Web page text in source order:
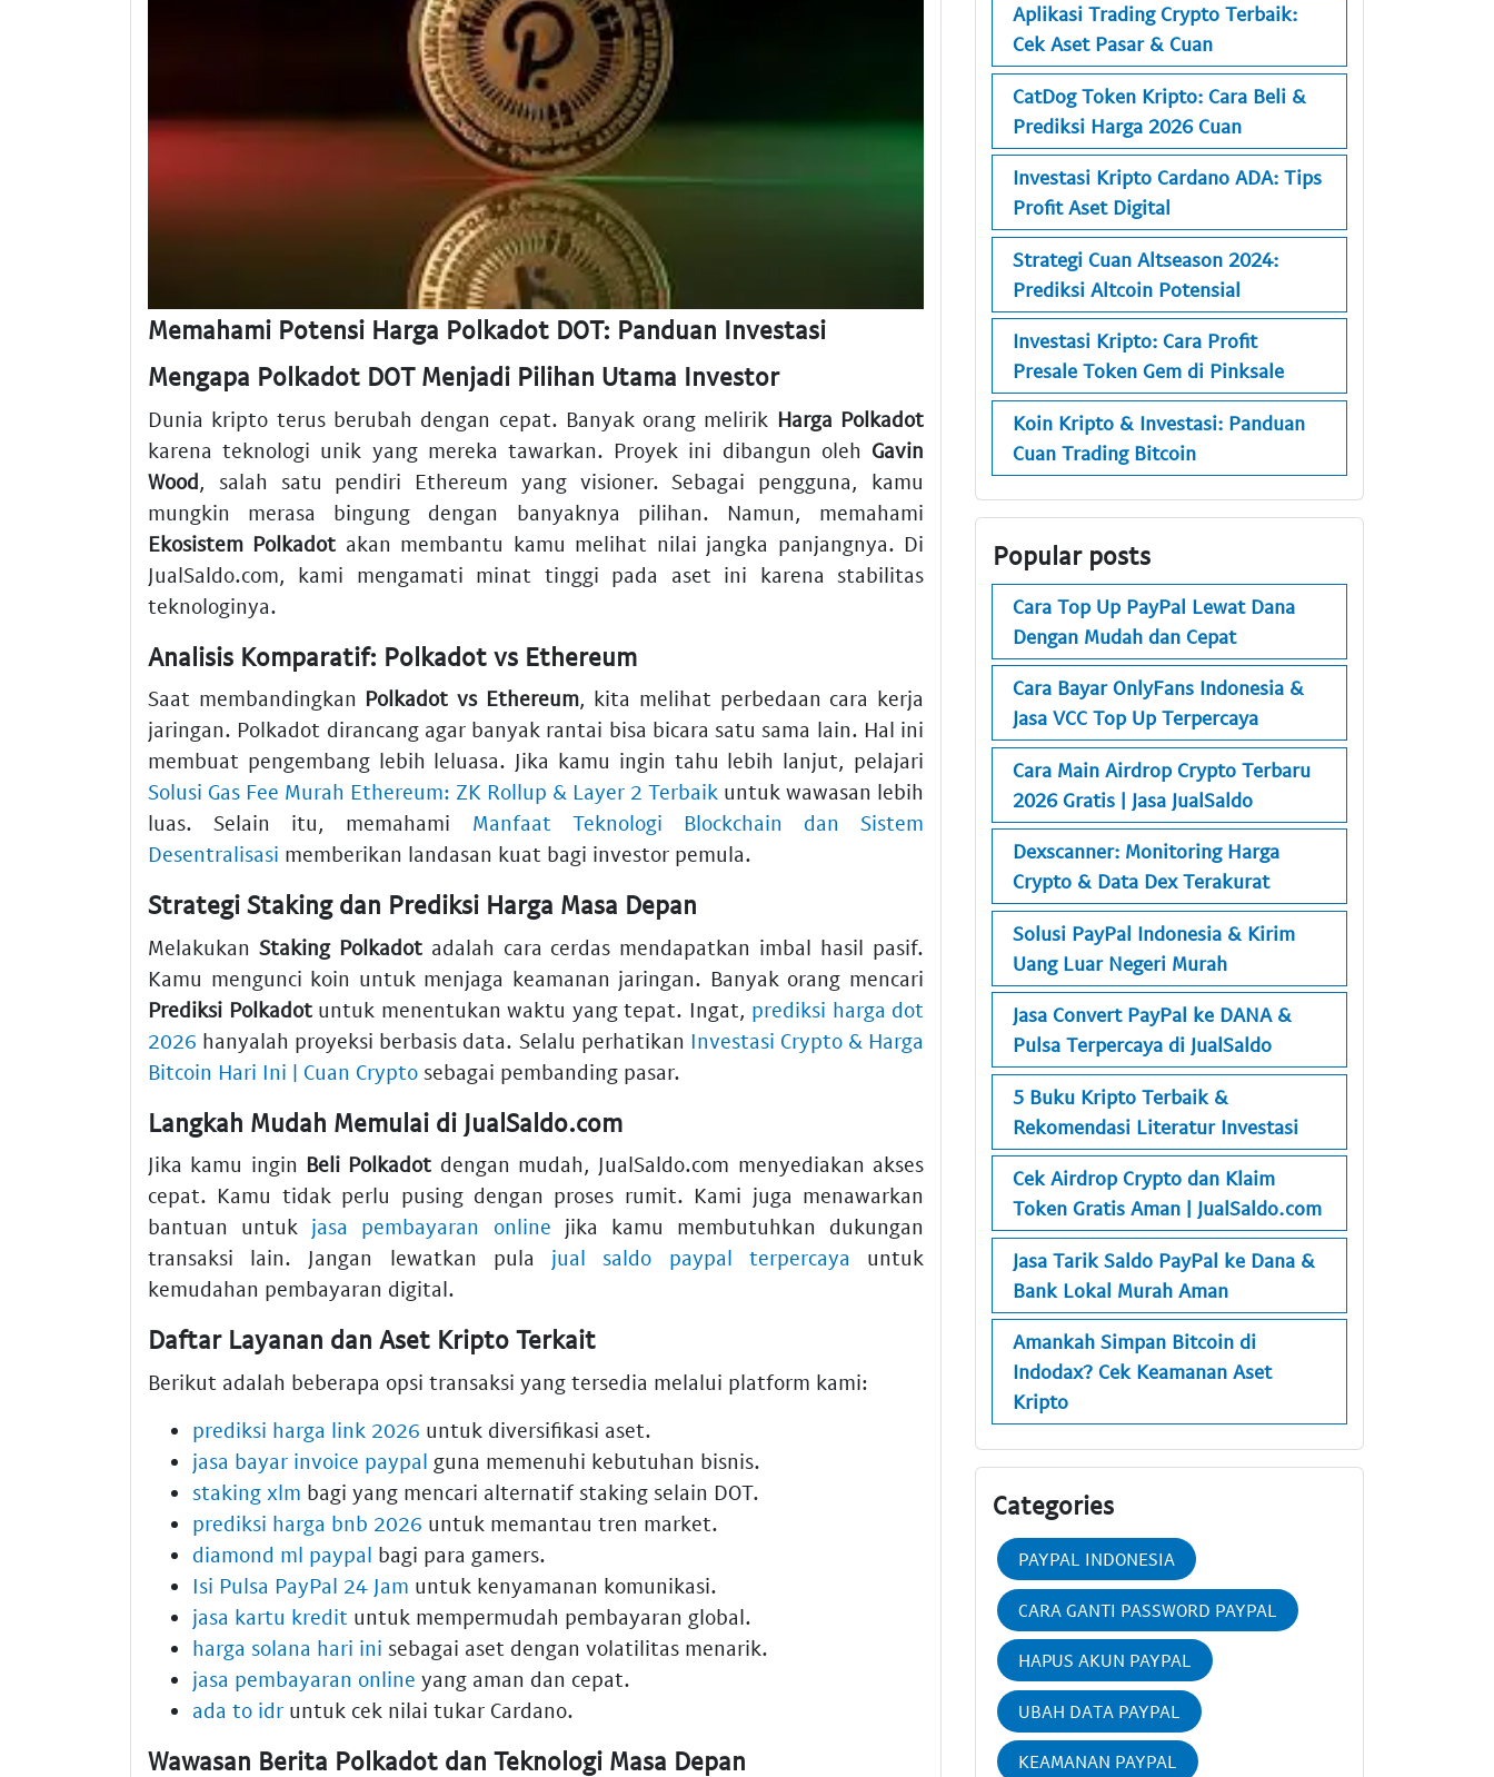
Memahami Potensi Harga Polkadot DOT: Panduan Investasi
Mengapa Polkadot DOT Menjadi Pilihan Utama Investor
Dunia kripto terus berubah dengan cepat. Banyak orang melirik Harga Polkadot
karena teknologi unik yang mereka tawarkan. Proyek ini dibangun oleh Gavin
Wood, salah satu pendiri Ethereum yang visioner. Sebagai pengguna, kamu
mungkin merasa bingung dengan banyaknya pilihan. Namun, memahami
Ekosistem Polkadot akan membantu kamu melihat nilai jangka panjangnya. Di
JualSaldo.com, kami mengamati minat tinggi pada aset ini karena stabilitas
teknologinya.
Analisis Komparatif: Polkadot vs Ethereum
Saat membandingkan Polkadot vs Ethereum, kita melihat perbedaan cara kerja
jaringan. Polkadot dirancang agar banyak rantai bisa bicara satu sama lain. Hal ini
membuat pengembang lebih leluasa. Jika kamu ingin tahu lebih lanjut, pelajari
Solusi Gas Fee Murah Ethereum: ZK Rollup & Layer 2 Terbaik untuk wawasan lebih
luas. Selain itu, memahami Manfaat Teknologi Blockchain dan Sistem
Desentralisasi memberikan landasan kuat bagi investor pemula.
Strategi Staking dan Prediksi Harga Masa Depan
Melakukan Staking Polkadotadalah cara cerdas mendapatkan imbal hasil pasif.
Kamu mengunci koin untuk menjaga keamanan jaringan. Banyak orang mencari
Prediksi Polkadotuntuk menentukan waktu yang tepat. Ingat, prediksi harga dot
2026 hanyalah proyeksi berbasis data. Selalu perhatikan Investasi Crypto & Harga
Bitcoin Hari Ini | Cuan Crypto sebagai pembanding pasar.
Langkah Mudah Memulai di JualSaldo.com
Jika kamu ingin Beli Polkadot dengan mudah, JualSaldo.com menyediakan akses
cepat. Kamu tidak perlu pusing dengan proses rumit. Kami juga menawarkan
bantuan untuk jasa pembayaran online jika kamu membutuhkan dukungan
transaksi lain. Jangan lewatkan pula jual saldo paypal terpercaya untuk
kemudahan pembayaran digital.
Daftar Layanan dan Aset Kripto Terkait
Berikut adalah beberapa opsi transaksi yang tersedia melalui platform kami:
prediksi harga link 2026 untuk diversifikasi aset.
jasa bayar invoice paypal guna memenuhi kebutuhan bisnis.
staking xlm bagi yang mencari alternatif staking selain DOT.
prediksi harga bnb 2026 untuk memantau tren market.
diamond ml paypal bagi para gamers.
Isi Pulsa PayPal 24 Jam untuk kenyamanan komunikasi.
jasa kartu kredit untuk mempermudah pembayaran global.
harga solana hari ini sebagai aset dengan volatilitas menarik.
jasa pembayaran online yang aman dan cepat.
ada to idr untuk cek nilai tukar Cardano.
Wawasan Berita Polkadot dan Teknologi Masa Depan
Aplikasi Trading Crypto Terbaik:
Cek Aset Pasar & Cuan
CatDog Token Kripto: Cara Beli &
Prediksi Harga 2026 Cuan
Investasi Kripto Cardano ADA: Tips
Profit Aset Digital
Strategi Cuan Altseason 2024:
Prediksi Altcoin Potensial
Investasi Kripto: Cara Profit
Presale Token Gem di Pinksale
Koin Kripto & Investasi: Panduan
Cuan Trading Bitcoin
Popular posts
Cara Top Up PayPal Lewat Dana
Dengan Mudah dan Cepat
Cara Bayar OnlyFans Indonesia &
Jasa VCC Top Up Terpercaya
Cara Main Airdrop Crypto Terbaru
2026 Gratis | Jasa JualSaldo
Dexscanner: Monitoring Harga
Crypto & Data Dex Terakurat
Solusi PayPal Indonesia & Kirim
Uang Luar Negeri Murah
Jasa Convert PayPal ke DANA &
Pulsa Terpercaya di JualSaldo
5 Buku Kripto Terbaik &
Rekomendasi Literatur Investasi
Cek Airdrop Crypto dan Klaim
Token Gratis Aman | JualSaldo.com
Jasa Tarik Saldo PayPal ke Dana &
Bank Lokal Murah Aman
Amankah Simpan Bitcoin di
Indodax? Cek Keamanan Aset
Kripto
Categories
PAYPAL INDONESIA
CARA GANTI PASSWORD PAYPAL
HAPUS AKUN PAYPAL
UBAH DATA PAYPAL
KEAMANAN PAYPAL